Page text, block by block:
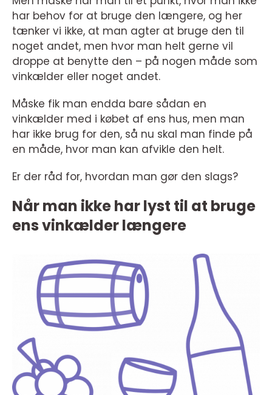
har behov for at bruge den længere, og her
tænker vi ikke, at man agter at bruge den til
noget andet, men hvor man helt gerne vil
droppe at benytte den – på nogen måde som
vinkælder eller noget andet.
Måske fik man endda bare sådan en
vinkælder med i købet af ens hus, men man
har ikke brug for den, så nu skal man finde på
en måde, hvor man kan afvikle den helt.
Er der råd for, hvordan man gør den slags?
Når man ikke har lyst til at bruge
ens vinkælder længere